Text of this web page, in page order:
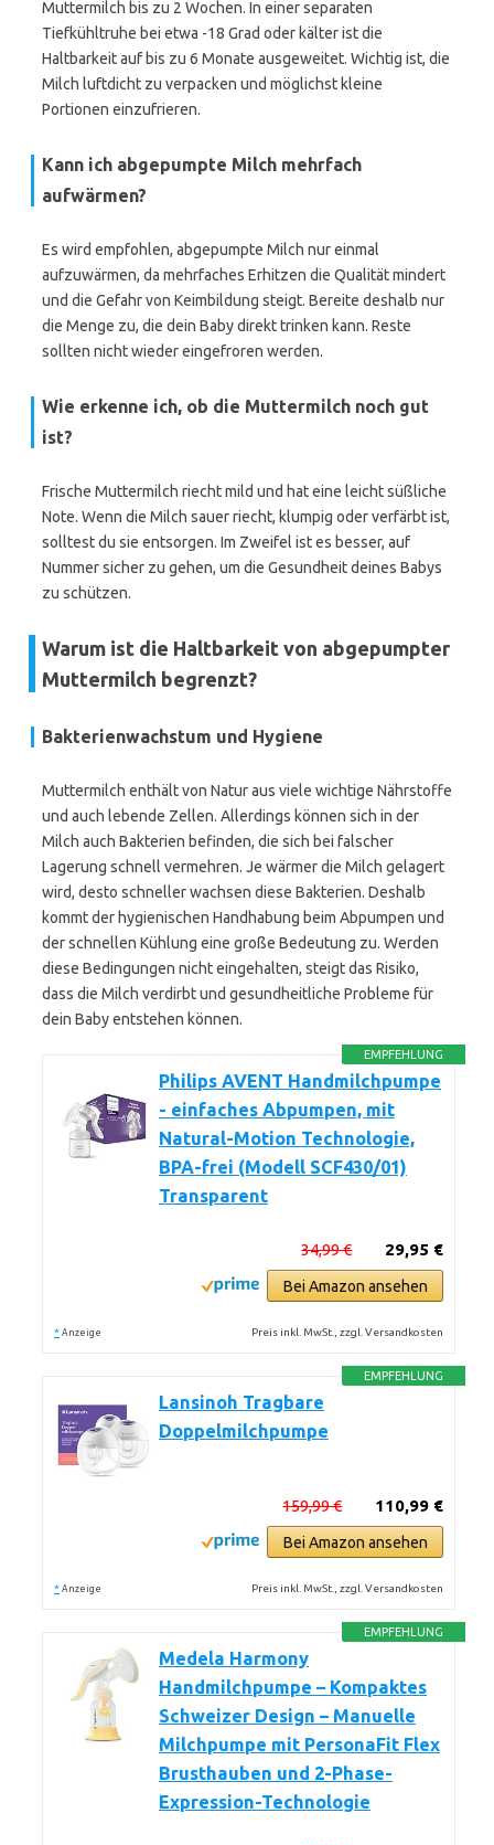
Muttermilch bis zu 2 Wochen. In einer separaten
Tiefkühltruhe bei etwa -18 Grad oder kälter ist die
Haltbarkeit auf bis zu 6 Monate ausgeweitet. Wichtig ist, die
Milch luftdicht zu verpacken und möglichst kleine
Portionen einzufrieren.
Kann ich abgepumpte Milch mehrfach
aufwärmen?
Es wird empfohlen, abgepumpte Milch nur einmal
aufzuwärmen, da mehrfaches Erhitzen die Qualität mindert
und die Gefahr von Keimbildung steigt. Bereite deshalb nur
die Menge zu, die dein Baby direkt trinken kann. Reste
sollten nicht wieder eingefroren werden.
Wie erkenne ich, ob die Muttermilch noch gut
ist?
Frische Muttermilch riecht mild und hat eine leicht süßliche
Note. Wenn die Milch sauer riecht, klumpig oder verfärbt ist,
solltest du sie entsorgen. Im Zweifel ist es besser, auf
Nummer sicher zu gehen, um die Gesundheit deines Babys
zu schützen.
Warum ist die Haltbarkeit von abgepumpter
Muttermilch begrenzt?
Bakterienwachstum und Hygiene
Muttermilch enthält von Natur aus viele wichtige Nährstoffe
und auch lebende Zellen. Allerdings können sich in der
Milch auch Bakterien befinden, die sich bei falscher
Lagerung schnell vermehren. Je wärmer die Milch gelagert
wird, desto schneller wachsen diese Bakterien. Deshalb
kommt der hygienischen Handhabung beim Abpumpen und
der schnellen Kühlung eine große Bedeutung zu. Werden
diese Bedingungen nicht eingehalten, steigt das Risiko,
dass die Milch verdirbt und gesundheitliche Probleme für
dein Baby entstehen können.
EMPFEHLUNG
Philips AVENT Handmilchpumpe
- einfaches Abpumpen, mit
Natural-Motion Technologie,
BPA-frei (Modell SCF430/01)
Transparent
29,95 €
34,99 €
Bei Amazon ansehen
* Anzeige Preis inkl. MwSt., zzgl. Versandkosten
EMPFEHLUNG
Lansinoh Tragbare
Doppelmilchpumpe
110,99 €
159,99 €
Bei Amazon ansehen
* Anzeige Preis inkl. MwSt., zzgl. Versandkosten
EMPFEHLUNG
Medela Harmony
Handmilchpumpe – Kompaktes
Schweizer Design – Manuelle
Milchpumpe mit PersonaFit Flex
Brusthauben und 2-Phase-
Expression-Technologie